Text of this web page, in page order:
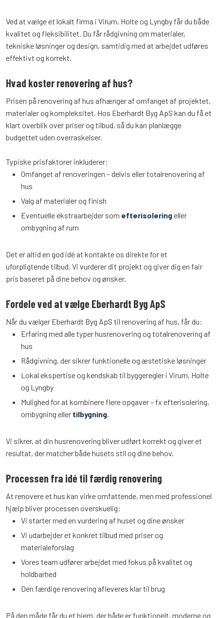
Ved at vælge et lokalt firma i Virum, Holte og Lyngby får du både
kvalitet og fleksibilitet. Du får rådgivning om materialer,
tekniske løsninger og design, samtidig med at arbejdet udføres
effektivt og korrekt.
Hvad koster renovering af hus?
Prisen på renovering af hus afhænger af omfanget af projektet,
materialer og kompleksitet. Hos Eberhardt Byg ApS kan du få et
klart overblik over priser og tilbud, så du kan planlægge
budgettet uden overraskelser.
Typiske prisfaktorer inkluderer:
Omfanget af renoveringen – delvis eller totalrenovering af
hus
Valg af materialer og finish
Eventuelle ekstraarbejder som efterisoleringeller
ombygning af rum
Det er altid en god idé at kontakte os direkte for et
uforpligtende tilbud. Vi vurderer dit projekt og giver dig en fair
pris baseret på dine behov og ønsker.
Fordele ved at vælge Eberhardt Byg ApS
Når du vælger Eberhardt Byg ApS til renovering af hus, får du:
Erfaring med alle typer husrenovering og totalrenovering af
hus
Rådgivning, der sikrer funktionelle og æstetiske løsninger
Lokal ekspertise og kendskab til byggeregler i Virum, Holte
og Lyngby
Mulighed for at kombinere flere opgaver – fx efterisolering,
ombygning eller tilbygning.
Vi sikrer, at din husrenovering bliver udført korrekt og giver et
resultat, der matcher både husets stil og dine behov.
Processen fra idé til færdig renovering
At renovere et hus kan virke omfattende, men med professionel
hjælp bliver processen overskuelig:
Vi starter med en vurdering af huset og dine ønsker
Vi udarbejder et konkret tilbud med priser og
materialeforslag
Vores team udfører arbejdet med fokus på kvalitet og
holdbarhed
Den færdige renovering afleveres klar til brug
På den måde får du et hjem, der både er funktionelt, moderne og